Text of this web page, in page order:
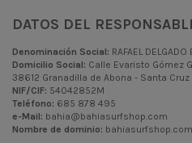
DATOS DEL
Denominación Social: RAFAEL DELGADO
Domicilio Social: Calle Evaristo Gómez
38612 Granadilla de Abona - Santa
NIF/CIF: 54042852M
Teléfono: 685 878 495
e-Mail: bahia@bahiasurfshop.com
Nombre de dominio: bahiasurfshop.com